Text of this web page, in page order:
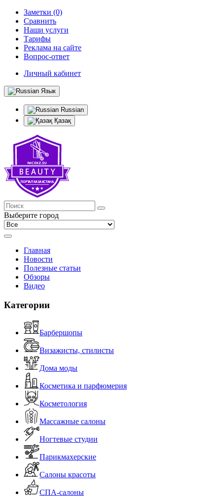
Заметки (0)
Сравнить
Наши услуги
Тарифы
Реклама на сайте
Вопрос-ответ
Личный кабинет
Язык
Russian
Қазақ
Выберите город
Главная
Новости
Полезные статьи
Обзоры
Видео
Категории
Барбершопы
Визажисты, стилисты
Дома моды
Косметика и парфюмерия
Косметология
Массажные салоны
Ногтевые студии
Парикмахерские
Салоны красоты
СПА-салоны